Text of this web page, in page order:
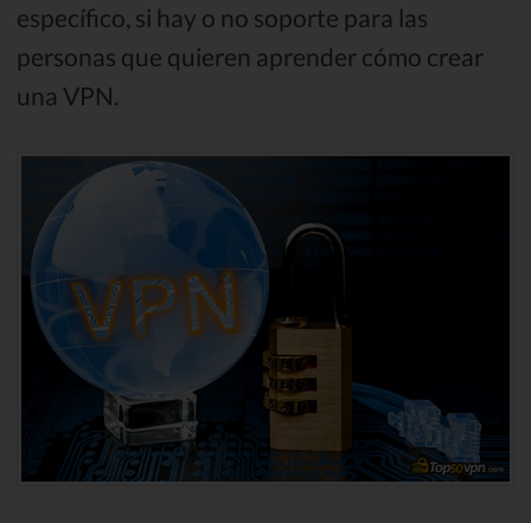
específico, si hay o no soporte para las
personas que quieren aprender cómo crear
una VPN.